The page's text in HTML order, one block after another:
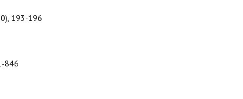
193-196
846